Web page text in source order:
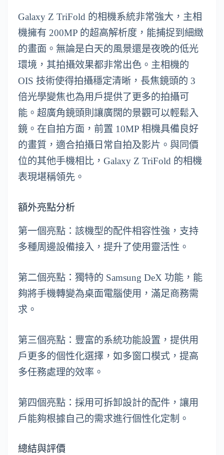
Galaxy Z TriFold 的相機系統非常強大，主相
機擁有 200MP 的超高解析度，能捕捉到細緻
的畫面。無論是白天的風景還是夜晚的低光
環境，其拍攝效果都非常出色。主相機的
OIS 技術使得拍攝穩定清晰，長焦鏡頭的 3
倍光學變焦也為用戶提供了更多的拍攝可
能。超廣角鏡頭則讓廣闊的景觀可以輕鬆入
鏡。在自拍方面，前置 10MP 相機具備良好
的畫質，適合拍攝日常自拍及影片。與同價
位的其他手機相比，Galaxy Z TriFold 的相機
表現堪稱領先。
額外亮點分析
第一個亮點：該機型的配件相容性強，支持
多種周邊設備接入，提升了使用靈活性。
第二個亮點：獨特的 Samsung DeX 功能，能
夠將手機轉變為桌面電腦使用，滿足商務需
求。
第三個亮點：豐富的系統功能設置，提供用
戶更多的個性化選擇，如多窗口模式，提高
多任務處理的效率。
第四個亮點：採用可拆卸設計的配件，讓用
戶能夠根據自己的需求進行個性化定制。
總結與評價